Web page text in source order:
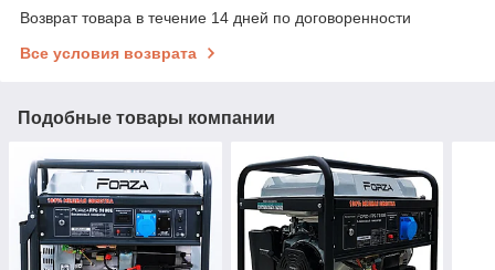
Возврат товара в течение 14 дней по договоренности
Все условия возврата
Подобные товары компании